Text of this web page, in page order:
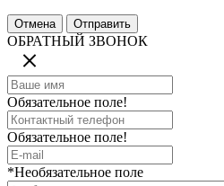
ОБРАТНЫЙ ЗВОНОК
Обязательное поле!
Обязательное поле!
*Необязательное поле